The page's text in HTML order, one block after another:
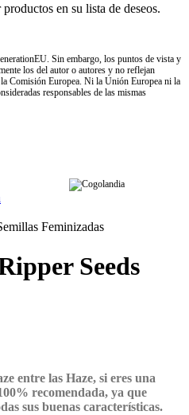
en su lista de deseos.
Sin embargo, los puntos de vista y
los del autor o autores y no reflejan
Comisión Europea. Ni la Unión Europea ni la
responsables de las mismas
Seeds
entre las Haze, si eres una
recomendada, ya que
sus buenas características.